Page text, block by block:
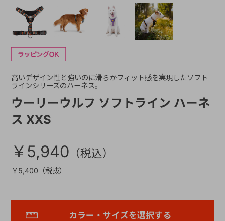
ウーリーウルフ ソフトライン ハーネ
ス XXS
高いデザイン性と強いのに滑らかフィット感を実現したソフト
ラインシリーズのハーネス。
￥5,940
￥5,400（税抜）
カラー・サイズを選択する